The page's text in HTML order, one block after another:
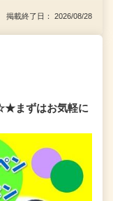
載終了日： 2026/08/28
まずはお気軽に